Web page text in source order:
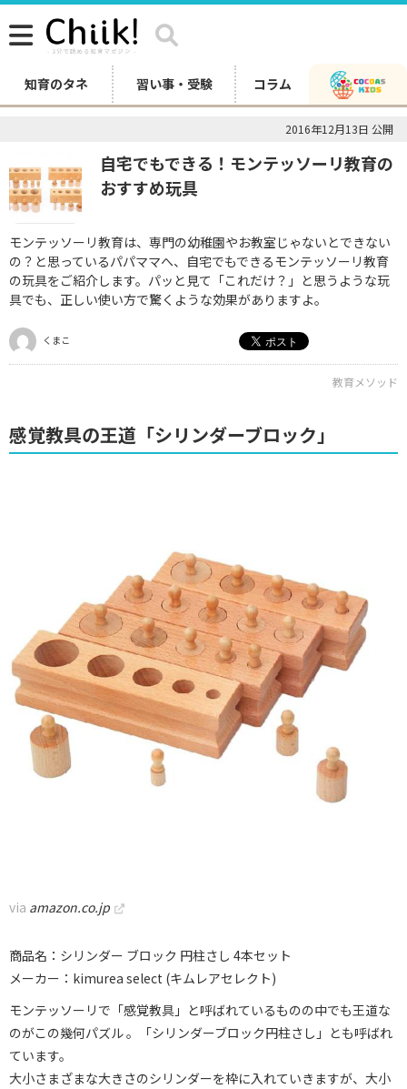
知育のタネ 習い事・受験 コラム
2016年12月13日 公開
自宅でもできる！モンテッソーリ教育の
おすすめ玩具
モンテッソーリ教育は、専門の幼稚園やお教室じゃないとできない
の？と思っているパパママへ、自宅でもできるモンテッソーリ教育
の玩具をご紹介します。パッと見て「これだけ？」と思うような玩
具でも、正しい使い方で驚くような効果がありますよ。
くまこ
教育メソッド
感覚教具の王道「シリンダーブロック」
via amazon.co.jp
商品名：シリンダー ブロック 円柱さし 4本セット
メーカー：kimurea select (キムレアセレクト)
モンテッソーリで「感覚教具」と呼ばれているものの中でも王道な
のがこの幾何パズル 。「シリンダーブロック円柱さし」とも呼ばれ
ています。
大小さまざまな大きさのシリンダーを枠に入れていきますが、大小